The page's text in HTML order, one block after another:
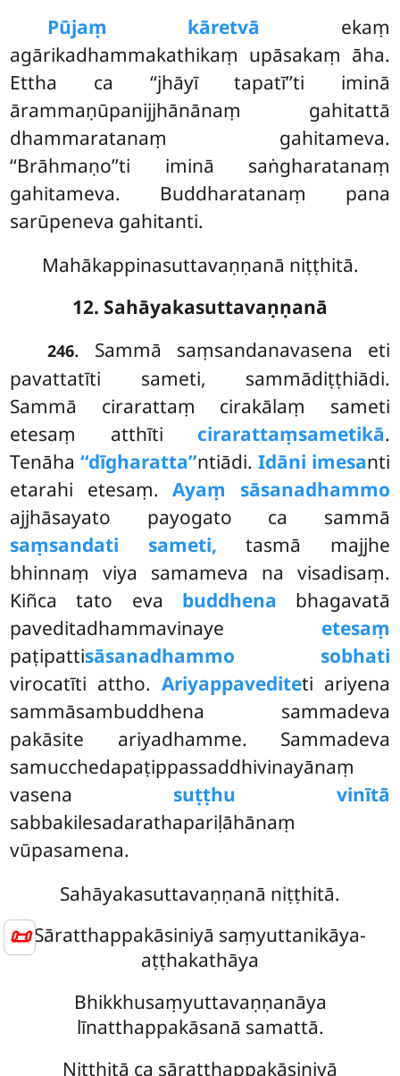
📜
Pūjaṃ kāretvā ekaṃ
agārikadhammakathikaṃ upāsakaṃ āha.
Ettha ca ‘‘jhāyī tapatī’’ti iminā
ārammaṇūpanijjhānānaṃ gahitattā
dhammaratanaṃ gahitameva.
‘‘Brāhmaṇo’’ti iminā saṅgharatanaṃ
gahitameva. Buddharatanaṃ pana
sarūpeneva gahitanti.
Mahākappinasuttavaṇṇanā niṭṭhitā.
12. Sahāyakasuttavaṇṇanā
246. Sammā saṃsandanavasena eti
pavattatīti sameti, sammādiṭṭhiādi.
Sammā cirarattaṃ cirakālaṃ sameti
etesaṃ atthīti cirarattaṃsametikā.
Tenāha‘‘dīgharatta’’ntiādi. Idāni imesanti
etarahi etesaṃ.Ayaṃ sāsanadhammo
ajjhāsayato payogato ca sammā
saṃsandati sameti, tasmā majjhe
bhinnaṃ viya samameva na visadisaṃ.
Kiñca tato eva buddhena bhagavatā
paveditadhammavinaye etesaṃ
paṭipattisāsanadhammo sobhati
virocatīti attho. Ariyappavediteti ariyena
sammāsambuddhena sammadeva
pakāsite ariyadhamme. Sammadeva
samucchedapaṭippassaddhivinayānaṃ
vasena suṭṭhu vinītā
sabbakilesadarathapariḷāhānaṃ
vūpasamena.
Sahāyakasuttavaṇṇanā niṭṭhitā.
Sāratthappakāsiniyā saṃyuttanikāya-
aṭṭhakathāya
Bhikkhusaṃyuttavaṇṇanāya
līnatthappakāsanā samattā.
Niṭṭhitā ca sāratthappakāsiniyā